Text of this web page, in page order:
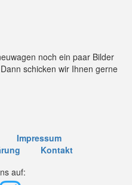
noch ein paar Bilder
schicken wir Ihnen gerne
Impressum
Kontakt
auf: